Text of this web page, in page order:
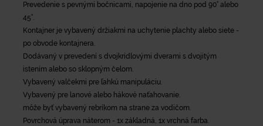
Prevedenie s pevnými bočnicami, napojenie na dno pod 90° alebo
45°.
Kontajner je vybavený držiakmi na uchytenie plachty alebo siete -
po obvode kontajnera.
Dodávaný v prevedení s dvojkrídlovými dverami s dvojitým
istením alebo so sklopným čelom.
Vybavený valčekmi pre ľahkú manipuláciu.
Vybavený pre lanové alebo hákové naťahovanie.
môže byť vybavený rebríkom na strane za vodičom.
Povrchová úprava náterom - 1x základná, 1x vrchná farba.